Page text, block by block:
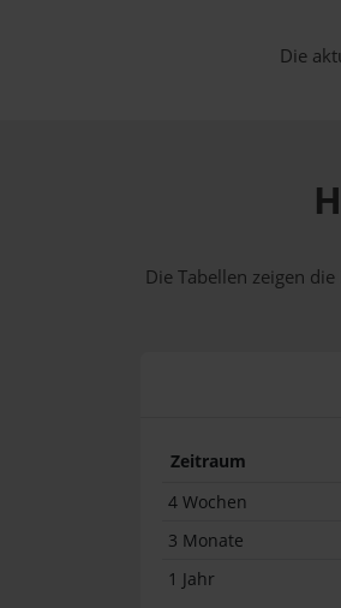
Die
Die Tabellen zeigen die
Zeitraum
4 Wochen
3 Monate
1 Jahr